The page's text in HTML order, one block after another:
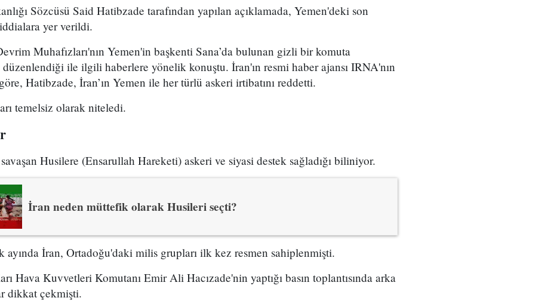
Sözcüsü Said Hatibzade tarafından yapılan açıklamada, Yemen'deki son
yer verildi.
Muhafızları'nın Yemen'in başkenti Sana’da bulunan gizli bir komuta
düzenlendiği ile ilgili haberlere yönelik konuştu. İran'ın resmi haber ajansı IRNA'nın
göre, Hatibzade, İran’ın Yemen ile her türlü askeri irtibatını reddetti.
temelsiz olarak niteledi.
Husilere (Ensarullah Hareketi) askeri ve siyasi destek sağladığı biliniyor.
İran neden müttefik olarak Husileri seçti?
ayında İran, Ortadoğu'daki milis grupları ilk kez resmen sahiplenmişti.
Hava Kuvvetleri Komutanı Emir Ali Hacızade'nin yaptığı basın toplantısında arka
dikkat çekmişti.